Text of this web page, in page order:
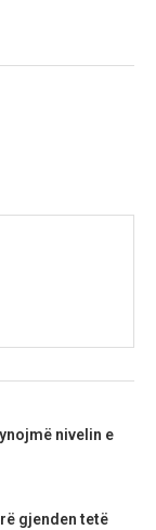
nivelin e
gjenden tetë